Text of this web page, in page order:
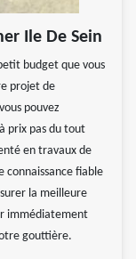
Ile De Sein
budget que vous
projet de
pouvez
prix pas du tout
en travaux de
connaissance fiable
la meilleure
immédiatement
gouttière.